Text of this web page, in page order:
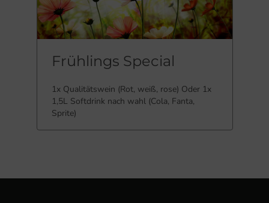
Frühlings Special
1x Qualitätswein (Rot, weiß, rose) Oder 1x
1,5L Softdrink nach wahl (Cola, Fanta,
Sprite)